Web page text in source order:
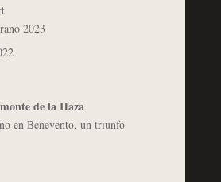
2023
de la Haza
en Benevento, un triunfo